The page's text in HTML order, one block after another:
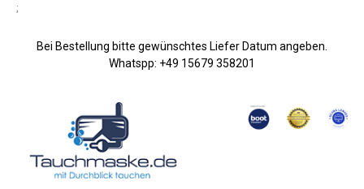
;
Bei Bestellung bitte gewünschtes Liefer Datum angeben.
Whatspp: +49 15679 358201